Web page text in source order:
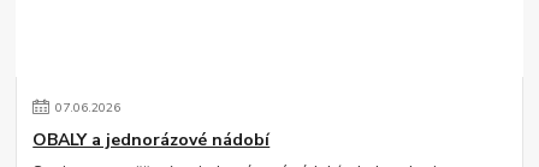
07.06.2026
OBALY a jednorázové nádobí